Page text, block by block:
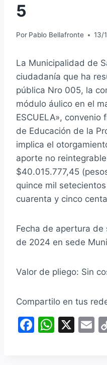
5
Por Pablo Bellafronte 13/
La Municipalidad de
ciudadanía que ha
pública Nro 005, la
módulo áulico en el
ESCUELA»,
de Educación de la
implica el
aporte no
$40.015.777,45
quince mil
cuarenta y cinco
Fecha de apertura
de 2024 en sede
Valor de pliego: Sin
Compartilo en tus
F
W X
E